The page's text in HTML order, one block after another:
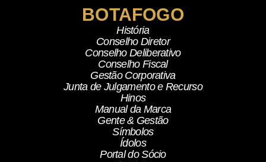
BOTAFOGO
História
Conselho Diretor
Conselho Deliberativo
Conselho Fiscal
Gestão Corporativa
Junta de Julgamento e Recurso
Hinos
Manual da Marca
Gente & Gestão
Símbolos
Ídolos
Portal do Sócio